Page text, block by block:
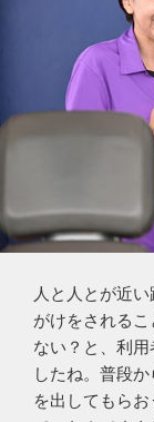
人と人とが近
がけをされる
ない？と、利
したね。普段
を出してもら